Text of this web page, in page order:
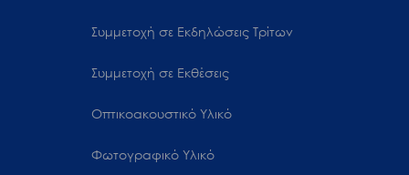
Συμμετοχή σε Εκδηλώσεις Τρίτων
Συμμετοχή σε Εκθέσεις
Οπτικοακουστικό Υλικό
Φωτογραφικό Υλικό